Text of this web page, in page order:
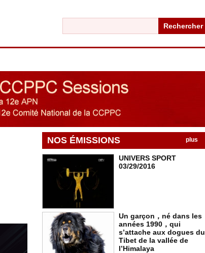
Rechercher
NOS ÉMISSIONS plus
UNIVERS SPORT
03/29/2016
Un garçon，né dans les
années 1990，qui
s’attache aux dogues du
Tibet de la vallée de
l’Himalaya